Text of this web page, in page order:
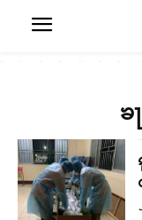
ၶ